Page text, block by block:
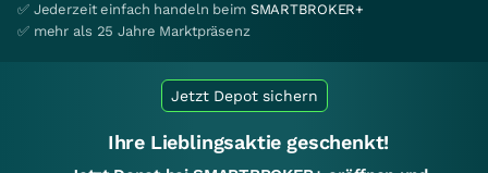
✅ Jederzeit einfach handeln beim SMARTBROKER+
✅ mehr als 25 Jahre Marktpräsenz
Jetzt Depot sichern
Ihre Lieblingsaktie geschenkt!